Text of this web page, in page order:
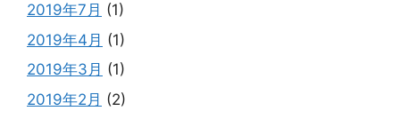
2019年7月 (1)
2019年4月 (1)
2019年3月 (1)
2019年2月 (2)